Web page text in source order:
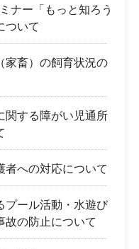
ナー「もっと知ろう
ついて
家畜）の飼育状況の
関する障がい児通所
者への対応について
プール活動・水遊び
故の防止について